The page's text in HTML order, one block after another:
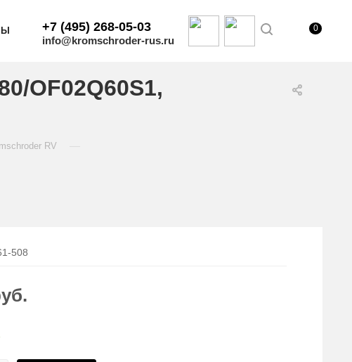
+7 (495) 268-05-03
info@kromschroder-rus.ru
0
OF02Q60S1,
RV
508